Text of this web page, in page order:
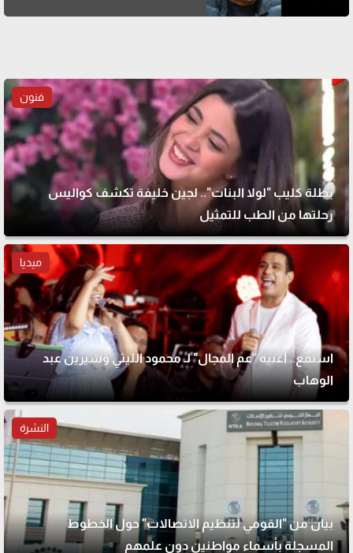
فنون
بطلة كليب "لولا البنات".. لجين خليفة تكشف كواليس
رحلتها من الطب للتمثيل
ميديا
استمع.. أغنية "عم المجال" لـ محمود الليثي وشيرين عبد
الوهاب
النشرة
بيان من "القومي لتنظيم الاتصالات" حول الخطوط
المسجلة بأسماء مواطنين دون علمهم